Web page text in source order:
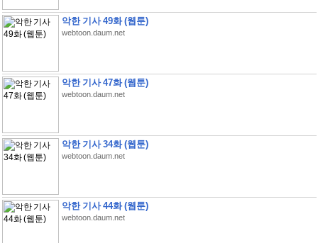
악한 기사 49화 (웹툰)
webtoon.daum.net
악한 기사 47화 (웹툰)
webtoon.daum.net
악한 기사 34화 (웹툰)
webtoon.daum.net
악한 기사 44화 (웹툰)
webtoon.daum.net